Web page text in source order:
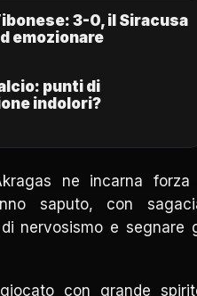
3-0, il Siracusa
emozionare
punti di
indolori?
ne incarna forza
saputo, con
nervosismo e segnare
giocato con grande